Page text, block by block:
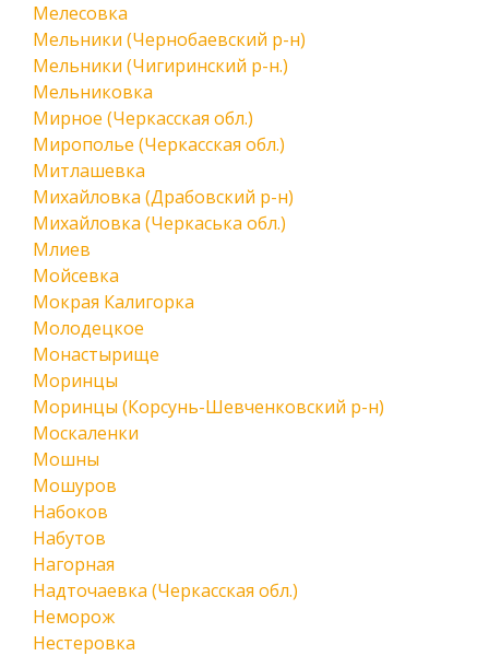
Мелесовка
Мельники (Чернобаевский р-н)
Мельники (Чигиринский р-н.)
Мельниковка
Мирное (Черкасская обл.)
Мирополье (Черкасская обл.)
Митлашевка
Михайловка (Драбовский р-н)
Михайловка (Черкаська обл.)
Млиев
Мойсевка
Мокрая Калигорка
Молодецкое
Монастырище
Моринцы
Моринцы (Корсунь-Шевченковский р-н)
Москаленки
Мошны
Мошуров
Набоков
Набутов
Нагорная
Надточаевка (Черкасская обл.)
Неморож
Нестеровка